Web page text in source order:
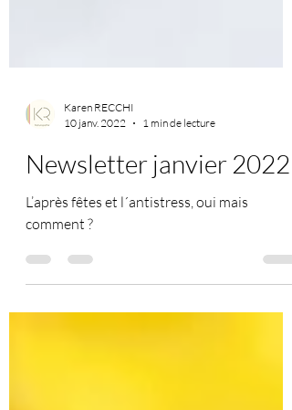
10 janv. 2022
1 min de lecture
Newsletter janvier 2022
L’après fêtes et l´antistress, oui mais
comment ?